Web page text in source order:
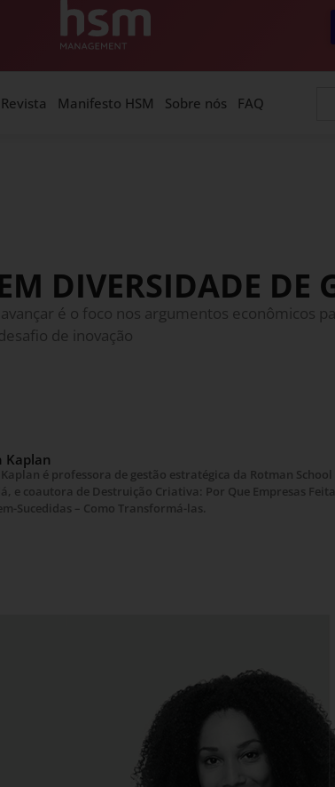
Revista Manifesto HSM Sobre nós FAQ
DIVERSIDADE DE
é o foco nos argumentos econômicos
de inovação
Kaplan
é professora de gestão estratégica da Rotman
e coautora de Destruição Criativa: Por Que Empresas
Sucedidas – Como Transformá-las.